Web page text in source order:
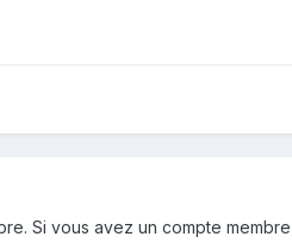
Si vous avez un compte membre,